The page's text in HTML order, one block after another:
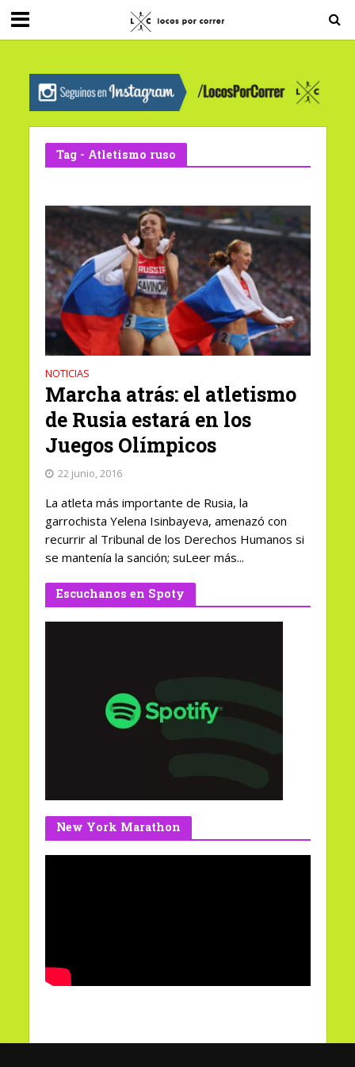
G-0X2PD3RFLV
Tag - Atletismo ruso
NOTICIAS
Marcha atrás: el atletismo
de Rusia estará en los
Juegos Olímpicos
22 junio, 2016
La atleta más importante de Rusia, la
garrochista Yelena Isinbayeva, amenazó con
recurrir al Tribunal de los Derechos Humanos si
se mantenía la sanción; suLeer más...
Escuchanos en Spoty
New York Marathon